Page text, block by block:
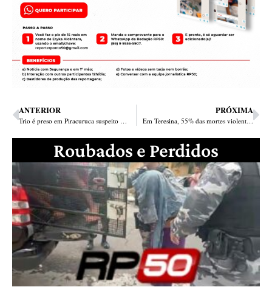
ANTERIOR
Trio é preso em Piracuruca suspeito de matar 2 em Piripiri
PRÓXIMA
Em Teresina, 55% das mortes violentas são de jovens e mulheres entre 15 e 29 anos
Roubados e Perdidos